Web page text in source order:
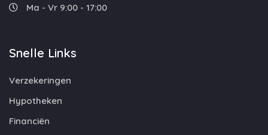
Ma - Vr 9:00 - 17:00
Snelle Links
Verzekeringen
Hypotheken
Financiën